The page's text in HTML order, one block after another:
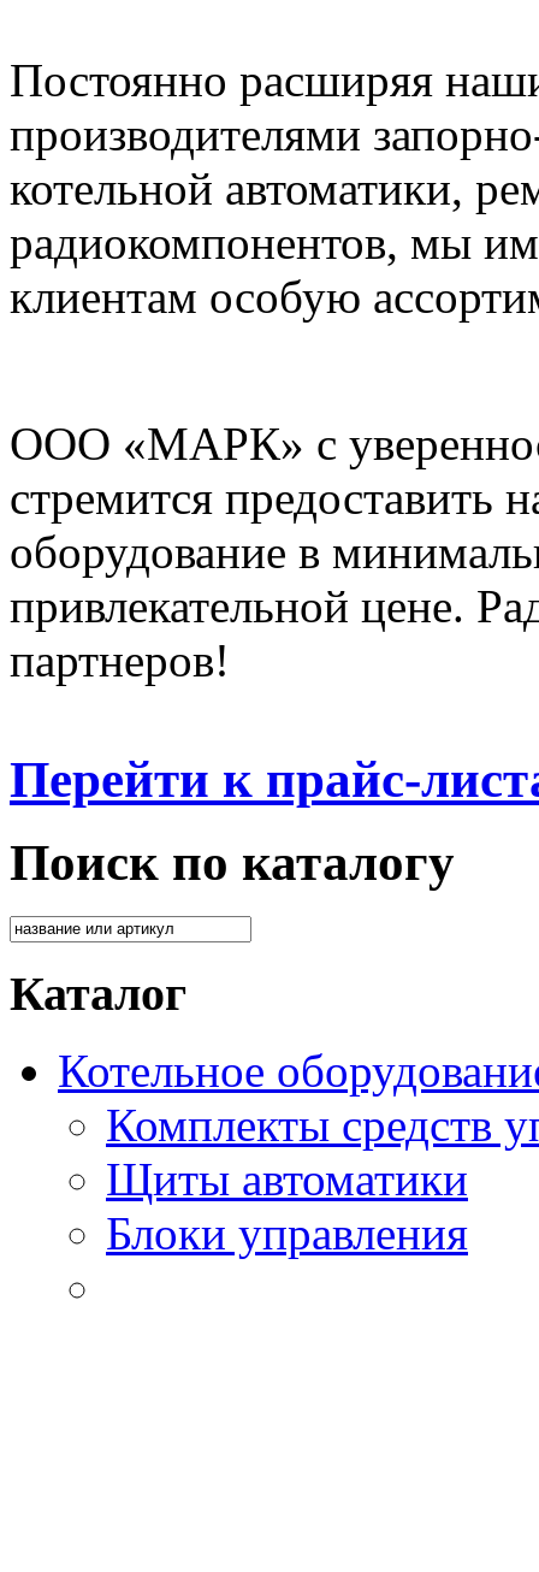
Постоянно расширяя
производителями
котельной автоматики,
радиокомпонентов, мы
клиентам особую
ООО «МАРК» с
стремится предоставить
оборудование в
привлекательной цене.
партнеров!
Перейти к прайс-
Поиск по каталогу
Каталог
Котельное
Комплекты средств
Щиты автоматики
Блоки управления